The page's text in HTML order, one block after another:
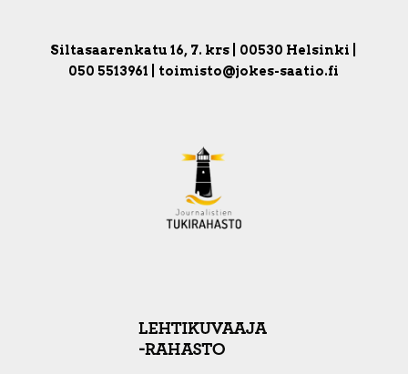
Siltasaarenkatu 16, 7. krs | 00530 Helsinki |
050 5513961 | toimisto@jokes-saatio.fi